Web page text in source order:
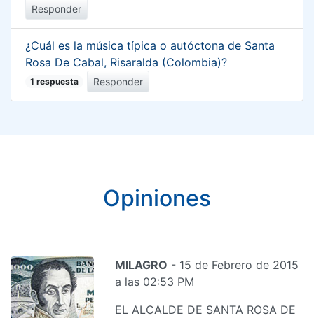
Responder
¿Cuál es la música típica o autóctona de Santa
Rosa De Cabal, Risaralda (Colombia)?
1 respuesta Responder
Opiniones
MILAGRO - 15 de Febrero de 2015
a las 02:53 PM
EL ALCALDE DE SANTA ROSA DE